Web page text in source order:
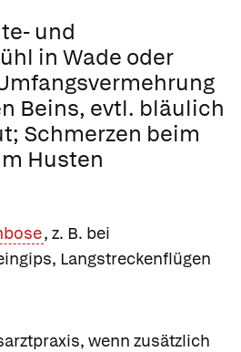
und
in Wade oder
Beins, evtl. bläulich
Schmerzen beim
Husten
, z. B. bei
Langstreckenflügen
wenn zusätzlich